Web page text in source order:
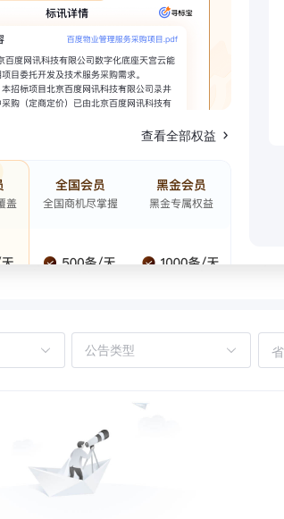
查看全部权益